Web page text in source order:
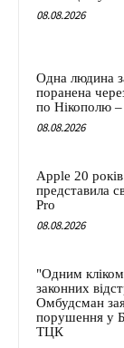
08.08.2026
Одна людина
поранена
по Нікополю
08.08.2026
Apple 20
представила
Pro
08.08.2026
"Одним
законних
Омбудсман
порушення у
ТЦК